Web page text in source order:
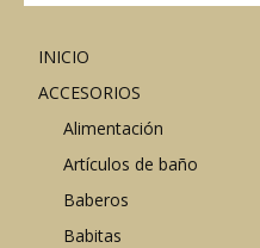
INICIO
ACCESORIOS
Alimentación
Artículos de baño
Baberos
Babitas